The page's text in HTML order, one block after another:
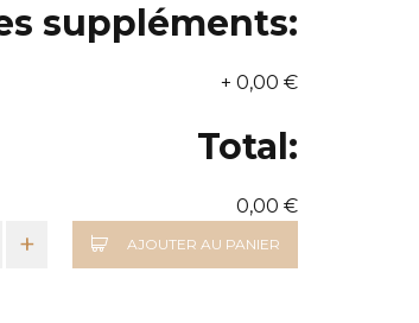
suppléments:
+ 0,00 €
Total:
0,00 €
+ AJOUTER AU PANIER